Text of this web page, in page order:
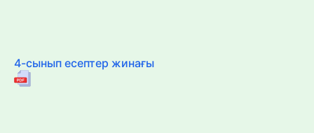
4-сынып есептер жинағы